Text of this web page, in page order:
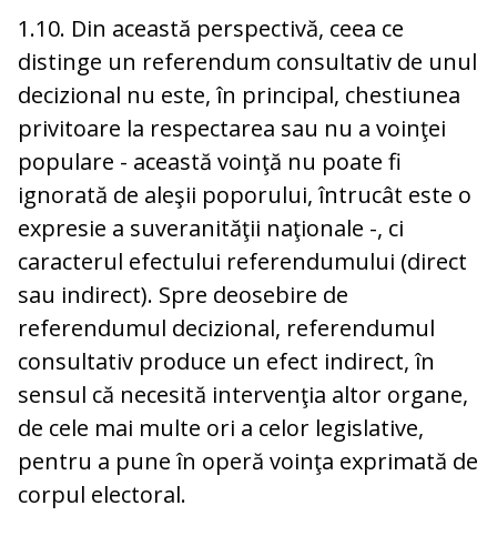
1.10. Din această perspectivă, ceea ce
distinge un referendum consultativ de unul
decizional nu este, în principal, chestiunea
privitoare la respectarea sau nu a voinţei
populare - această voinţă nu poate fi
ignorată de aleşii poporului, întrucât este o
expresie a suveranităţii naţionale -, ci
caracterul efectului referendumului (direct
sau indirect). Spre deosebire de
referendumul decizional, referendumul
consultativ produce un efect indirect, în
sensul că necesită intervenţia altor organe,
de cele mai multe ori a celor legislative,
pentru a pune în operă voinţa exprimată de
corpul electoral.